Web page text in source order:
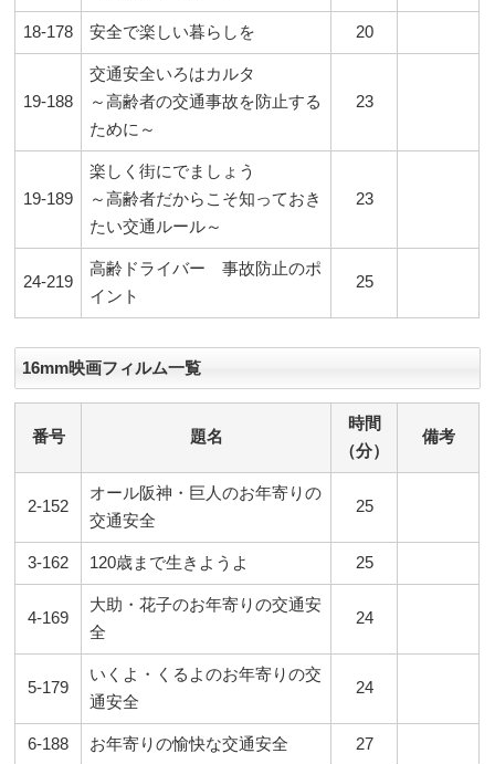
18-178 安全で楽しい暮らしを 20
19-188
交通安全いろはカルタ
～高齢者の交通事故を防止する
ために～
23
19-189
楽しく街にでましょう
～高齢者だからこそ知っておき
たい交通ルール～
23
24-219
高齢ドライバー 事故防止のポ
イント
25
16mm映画フィルム一覧
番号 題名
時間
（分）
備考
2-152
オール阪神・巨人のお年寄りの
交通安全
25
3-162 120歳まで生きようよ 25
4-169
大助・花子のお年寄りの交通安
全
24
5-179
いくよ・くるよのお年寄りの交
通安全
24
6-188 お年寄りの愉快な交通安全 27